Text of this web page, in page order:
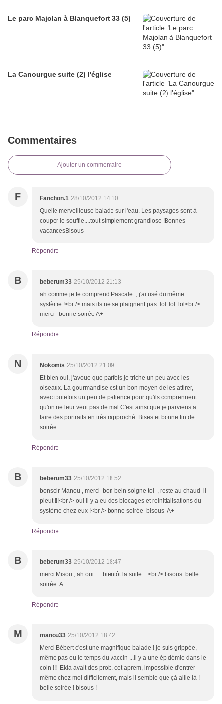
Le parc Majolan à Blanquefort 33 (5)
La Canourgue suite (2) l'église
Commentaires
Ajouter un commentaire
F Fanchon.1 28/10/2012 14:10
Quelle merveilleuse balade sur l'eau. Les paysages sont à
couper le souffle....tout simplement grandiose !Bonnes
vacancesBisous
Répondre
B beberum33 25/10/2012 21:13
ah comme je te comprend Pascale , j'ai usé du même
système !<br /> mais ils ne se plaignent pas lol lol lol<br />
merci bonne soirée A+
Répondre
N Nokomis 25/10/2012 21:09
Et bien oui, j'avoue que parfois je triche un peu avec les
oiseaux. La gourmandise est un bon moyen de les attirer,
avec toutefois un peu de patience pour qu'ils comprennent
qu'on ne leur veut pas de mal.C'est ainsi que je parviens a
faire des portraits en très rapproché. Bises et bonne fin de
soirée
Répondre
B beberum33 25/10/2012 18:52
bonsoir Manou , merci bon bein soigne toi , reste au chaud il
pleut !!!<br /> oui il y a eu des blocages et reinitialisations du
système chez eux !<br /> bonne soirée bisous A+
Répondre
B beberum33 25/10/2012 18:47
merci Misou , ah oui ... bientôt la suite ...<br /> bisous belle
soirée A+
Répondre
M manou33 25/10/2012 18:42
Merci Bébert c'est une magnifique balade ! je suis grippée,
même pas eu le temps du vaccin ...il y a une épidémie dans le
coin !!! Ekla avait des prob. cet aprem, impossible d'entrer
même chez moi difficilement, mais il semble que çà aille là !
belle soirée ! bisous !